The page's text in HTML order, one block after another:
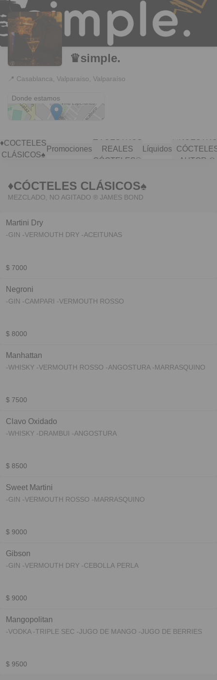
♛simple.
📍 Casablanca, Valparaíso, Valparaíso
Donde estamos
♦︎CÓCTELES
CLÁSICOS♠︎
Promociones
REALES
CÓCTELES®︎
Líquidos
AUTOR ☢︎
♦︎CÓCTELES CLÁSICOS♠︎
MEZCLADO, NO AGITADO ®︎ JAMES BOND
Martini Dry
-GIN -VERMOUTH DRY -ACEITUNAS
$ 7000
Negroni
-GIN -CAMPARI -VERMOUTH ROSSO
$ 8000
Manhattan
-WHISKY -VERMOUTH ROSSO -ANGOSTURA -MARRASQUINO
$ 7500
Clavo Oxidado
-WHISKY -DRAMBUI -ANGOSTURA
$ 8500
Sweet Martini
-GIN -VERMOUTH ROSSO -MARRASQUINO
$ 9000
Gibson
-GIN -VERMOUTH DRY -CEBOLLA PERLA
$ 9000
Mangopolitan
-VODKA -TRIPLE SEC -JUGO DE MANGO -JUGO DE BERRIES
$ 9500